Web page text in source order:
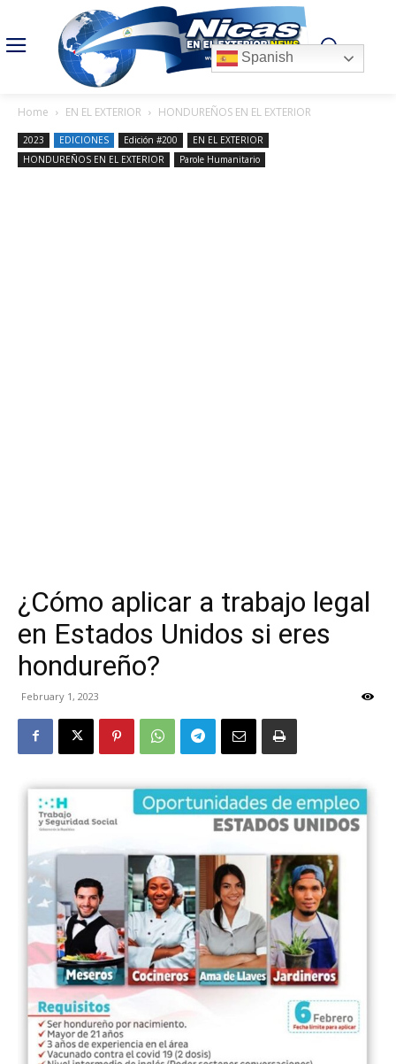
Home EN EL EXTERIOR HONDUREÑOS EN EL EXTERIOR
2023 EDICIONES Edición #200
EN EL EXTERIOR
HONDUREÑOS EN EL EXTERIOR
Parole Humanitario
¿Cómo aplicar a trabajo legal
en Estados Unidos si eres
hondureño?
February 1, 2023
Spanish